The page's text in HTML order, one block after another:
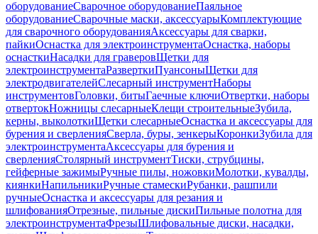
оборудованиеСварочное оборудованиеПаяльное
оборудованиеСварочные маски, аксессуарыКомплектующие
для сварочного оборудованияАксессуары для сварки,
пайкиОснастка для электроинструментаОснастка, наборы
оснасткиНасадки для граверовЩетки для
электроинструментаРазверткиПуансоныЩетки для
электродвигателейСлесарный инструментНаборы
инструментовГоловки, битыГаечные ключиОтвертки, наборы
отвертокНожницы слесарныеКлещи строительныеЗубила,
керны, выколоткиЩетки слесарныеОснастка и аксессуары для
бурения и сверленияСверла, буры, зенкерыКоронкиЗубила для
электроинструментаАксессуары для бурения и
сверленияСтолярный инструментТиски, струбцины,
гейферные зажимыРучные пилы, ножовкиМолотки, кувалды,
киянкиНапильникиРучные стамескиРубанки, рашпили
ручныеОснастка и аксессуары для резания и
шлифованияОтрезные, пильные дискиПильные полотна для
электроинструментаФрезыШлифовальные диски, насадки,